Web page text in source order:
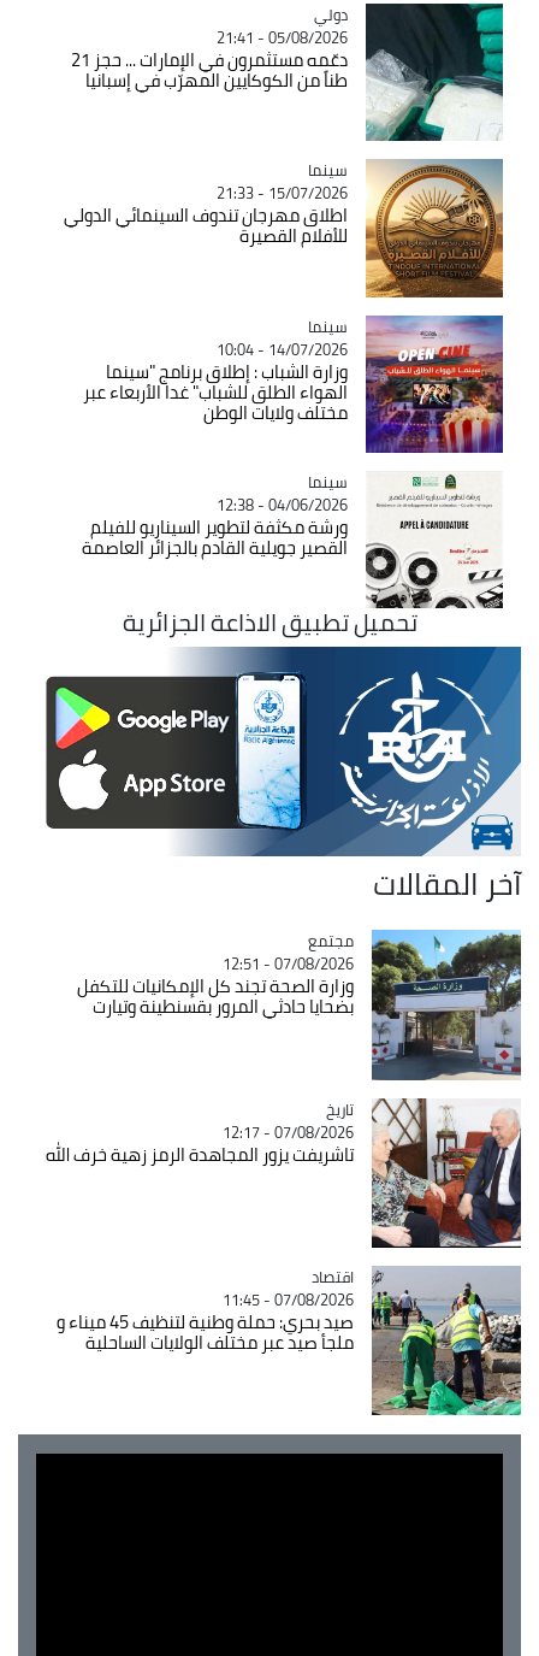
Catégorie
دولي
05/08/2026 - 21:41
دعّمه مستثمرون في الإمارات ... حجز 21
طناً من الكوكايين المهرّب في إسبانيا
Catégorie
سينما
15/07/2026 - 21:33
اطلاق مهرجان تندوف السينمائي الدولي
للأفلام القصيرة
Catégorie
سينما
14/07/2026 - 10:04
وزارة الشباب : إطلاق برنامج "سينما
الهواء الطلق للشباب" غدا الأربعاء عبر
مختلف ولايات الوطن
Catégorie
سينما
04/06/2026 - 12:38
ورشة مكثفة لتطوير السيناريو للفيلم
القصير جويلية القادم بالجزائر العاصمة
تحميل تطبيق الاذاعة الجزائرية
آخر المقالات
Catégorie
مجتمع
07/08/2026 - 12:51
وزارة الصحة تجند كل الإمكانيات للتكفل
بضحايا حادثي المرور بقسنطينة وتيارت
Catégorie
تاريخ
07/08/2026 - 12:17
تاشريفت يزور المجاهدة الرمز زهية خرف الله
Catégorie
اقتصاد
07/08/2026 - 11:45
صيد بحري: حملة وطنية لتنظيف 45 ميناء و
ملجأ صيد عبر مختلف الولايات الساحلية